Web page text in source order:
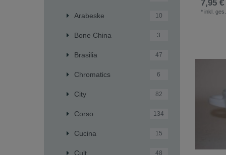
Arabeske 10
Bone China 3
Brasilia 47
Chromatics 6
City 82
Corso 134
Cucina 15
Cult 48
7,95
* inkl.